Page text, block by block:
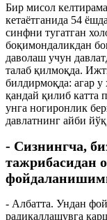
Бир мисол
кетаётганида 54
синфни тугатган
боқимондаликдан
даволаш учун
талаб қилмоқда.
билдирмоқда: агар
қандай қилиб
унга ногиронлик
давлатнинг айби
- Сизнингча,
тажрибасидан
- Албатта. Ундан
радикаллашувга